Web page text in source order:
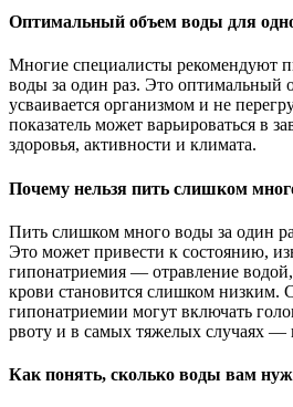
Оптимальный объем воды для
Многие специалисты рекомендуют
воды за один раз. Это оптимальный
усваивается организмом и не
показатель может варьироваться в
здоровья, активности и климата.
Почему нельзя пить слишком
Пить слишком много воды за один
Это может привести к состоянию,
гипонатриемия — отравление водой,
крови становится слишком низким.
гипонатриемии могут включать
рвоту и в самых тяжелых случаях —
Как понять, сколько воды вам